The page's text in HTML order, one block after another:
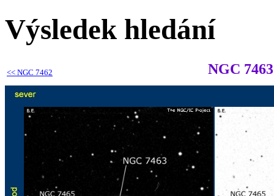
Výsledek hledání
<< NGC 7462 NGC 7463